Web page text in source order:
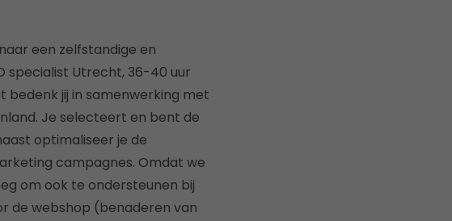
een zelfstandige en
specialist Utrecht, 36-40 uur
bedenk jij in samenwerking met
Je selecteert en bent de
optimaliseer je de
campagnes. Omdat we
om ook te ondersteunen bij
de webshop (benaderen van